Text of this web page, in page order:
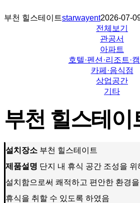
부천 힐스테이트starwayent2026-07-
전체보기
관공서
아파트
호텔·펜션·리조트·
카페·음식점
상업공간
기타
부천 힐스테이
설치장소 부천 힐스테이트
제품설명 단지 내 휴식 공간 조성을 위
설치함으로써 쾌적하고 편안한 환경
휴식을 취할 수 있도록 하였음